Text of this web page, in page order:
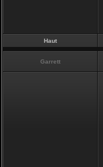
Haut
Garrett